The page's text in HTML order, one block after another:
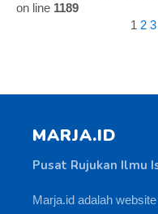
on line 1189
1 2 3
MARJA.ID
Pusat Rujukan Ilmu
Marja.id adalah